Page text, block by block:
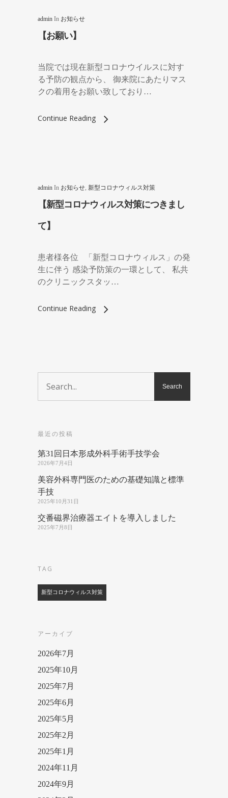
admin In お知らせ
【お願い】
当院では現在新型コロナウイルスに対す
る予防の観点から、 御来院にあたりマス
クの着用をお願い致しており…
Continue Reading
admin In お知らせ, 新型コロナウィルス対策
【新型コロナウィルス対策につきまし
て】
患者様各位 「新型コロナウィルス」の発
生に伴う 感染予防策の一環として、 私共
のクリニックスタッ…
Continue Reading
最近の投稿
第31回日本形成外科手術手技学会
2026年7月4日
美容外科専門医のための基礎知識と標準
手技
2025年10月31日
交番磁界治療器エイトを導入しました
2025年7月8日
TAG
新型コロナウィルス対策
アーカイブ
2026年7月
2025年10月
2025年7月
2025年6月
2025年5月
2025年2月
2025年1月
2024年11月
2024年9月